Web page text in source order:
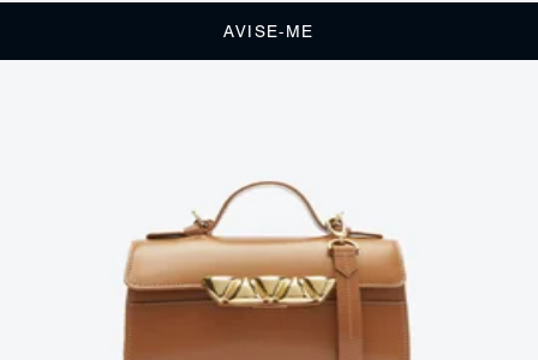
AVISE-ME
garante conforto e versatilidade, enquanto o acabamento brilhante
traz um ar sofisticado e fashionista à produção. O formato quadrado
do bico adiciona contemporaneidade, tornando-o a escolha ideal para
compor looks marcantes, do dia à noite.
CARACTERÍSTICAS